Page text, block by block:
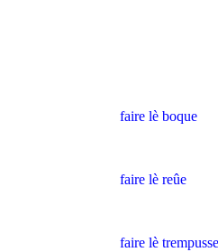
faire lè boque
faire lè reûe
faire lè trempusse